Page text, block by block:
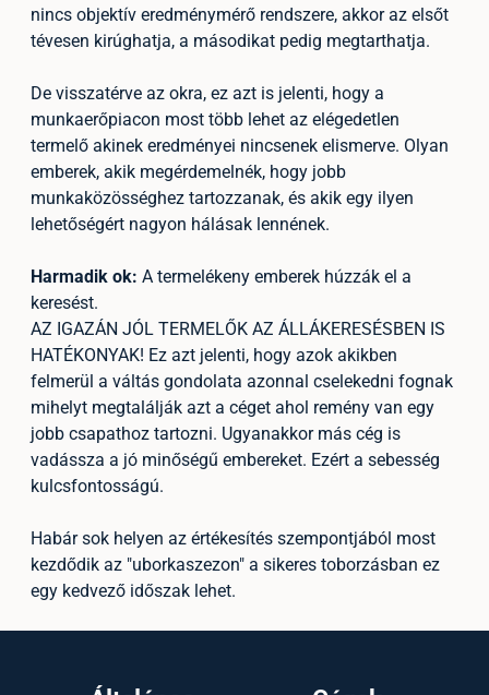
nincs objektív eredménymérő rendszere, akkor az elsőt
tévesen kirúghatja, a másodikat pedig megtarthatja.
De visszatérve az okra, ez azt is jelenti, hogy a
munkaerőpiacon most több lehet az elégedetlen
termelő akinek eredményei nincsenek elismerve. Olyan
emberek, akik megérdemelnék, hogy jobb
munkaközösséghez tartozzanak, és akik egy ilyen
lehetőségért nagyon hálásak lennének.
Harmadik ok: A termelékeny emberek húzzák el a
keresést.
AZ IGAZÁN JÓL TERMELŐK AZ ÁLLÁKERESÉSBEN IS
HATÉKONYAK! Ez azt jelenti, hogy azok akikben
felmerül a váltás gondolata azonnal cselekedni fognak
mihelyt megtalálják azt a céget ahol remény van egy
jobb csapathoz tartozni. Ugyanakkor más cég is
vadássza a jó minőségű embereket. Ezért a sebesség
kulcsfontosságú.
Habár sok helyen az értékesítés szempontjából most
kezdődik az "uborkaszezon" a sikeres toborzásban ez
egy kedvező időszak lehet.